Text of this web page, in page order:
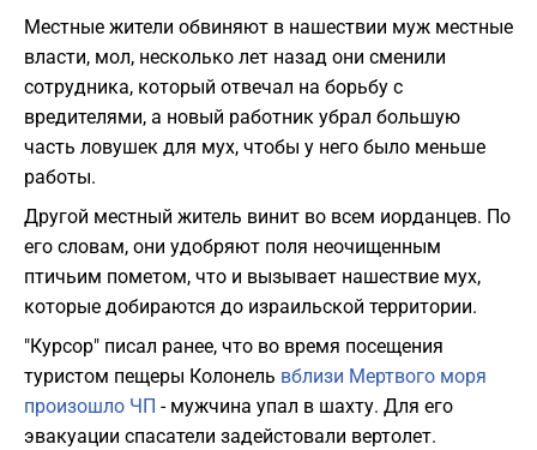
Местные жители обвиняют в нашествии муж местные
власти, мол, несколько лет назад они сменили
сотрудника, который отвечал на борьбу с
вредителями, а новый работник убрал большую
часть ловушек для мух, чтобы у него было меньше
работы.
Другой местный житель винит во всем иорданцев. По
его словам, они удобряют поля неочищенным
птичьим пометом, что и вызывает нашествие мух,
которые добираются до израильской территории.
"Курсор" писал ранее, что во время посещения
туристом пещеры Колонель вблизи Мертвого моря
произошло ЧП - мужчина упал в шахту. Для его
эвакуации спасатели задейстовали вертолет.